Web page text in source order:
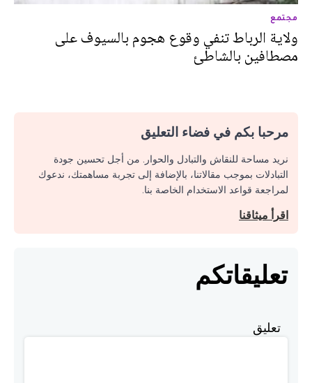
مجتمع
ولاية الرباط تنفي وقوع هجوم بالسيوف على
مصطافين بالشاطئ
مرحبا بكم في فضاء التعليق
نريد مساحة للنقاش والتبادل والحوار. من أجل تحسين جودة
التبادلات بموجب مقالاتنا، بالإضافة إلى تجربة مساهمتك، ندعوك
لمراجعة قواعد الاستخدام الخاصة بنا.
اقرأ ميثاقنا
تعليقاتكم
تعليق